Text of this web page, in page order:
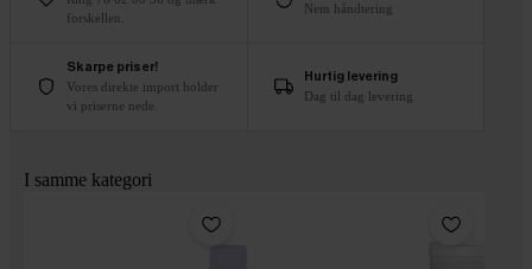
forskellen.
Nem håndtering
Skarpe priser!
Vores direkte import holder
vi priserne nede.
Hurtig levering
Dag til dag levering
I samme kategori